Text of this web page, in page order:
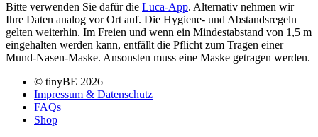
Bitte verwenden Sie dafür die Luca-App. Alternativ nehmen wir
Ihre Daten analog vor Ort auf. Die Hygiene- und Abstandsregeln
gelten weiterhin. Im Freien und wenn ein Mindestabstand von 1,5 m
eingehalten werden kann, entfällt die Pflicht zum Tragen einer
Mund-Nasen-Maske. Ansonsten muss eine Maske getragen werden.
© tinyBE 2026
Impressum & Datenschutz
FAQs
Shop